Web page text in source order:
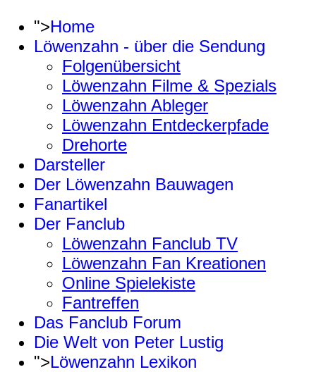
">Home
Löwenzahn - über die Sendung
Folgenübersicht
Löwenzahn Filme & Spezials
Löwenzahn Ableger
Löwenzahn Entdeckerpfade
Drehorte
Darsteller
Der Löwenzahn Bauwagen
Fanartikel
Der Fanclub
Löwenzahn Fanclub TV
Löwenzahn Fan Kreationen
Online Spielekiste
Fantreffen
Das Fanclub Forum
Die Welt von Peter Lustig
">Löwenzahn Lexikon